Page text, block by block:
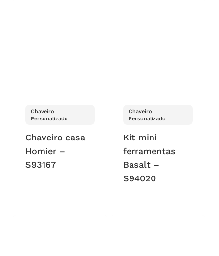
Chaveiro
Personalizado
Chaveiro casa
Homier –
S93167
Chaveiro
Personalizado
Kit mini
ferramentas
Basalt –
S94020